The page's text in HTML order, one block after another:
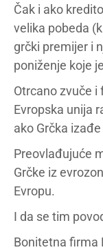
Čak i ako
velika pobeda
grčki premijer i
poniženje koje
Otrcano zvuče i
Evropska unija
ako Grčka izađe
Preovlađujuće
Grčke iz
Evropu.
I da se tim
Bonitetna firma